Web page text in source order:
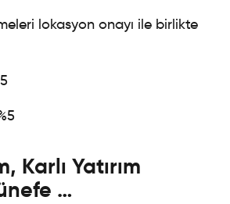
lokasyon onayı ile birlikte
Karlı Yatırım
…